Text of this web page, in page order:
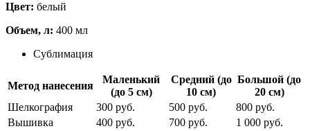
Цвет: белый
Объем, л: 400 мл
Сублимация
Метод нанесения
Маленький
(до 5 см)
Средний (до
10 см)
Большой (до
20 см)
Шелкография
300 руб. 500 руб.
800 руб.
Вышивка
400 руб. 700 руб.
1 000 руб.